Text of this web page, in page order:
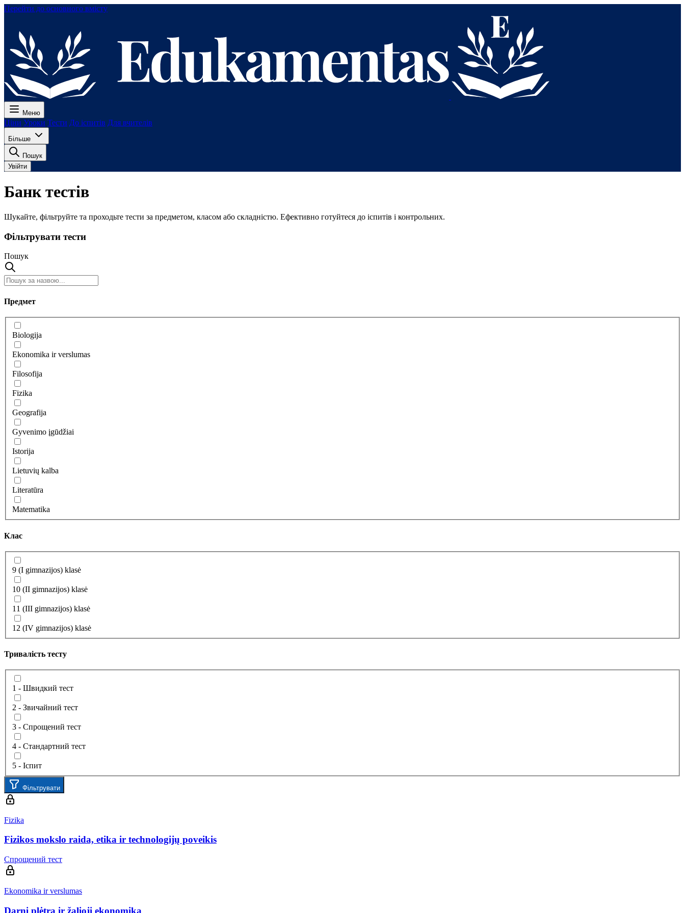
Перейти до основного вмісту
Меню
Ціни Уроки Тести До іспитів Для вчителів
Більше
Пошук
Увійти
Банк тестів
Шукайте, фільтруйте та проходьте тести за предметом, класом або складністю. Ефективно готуйтеся до іспитів і контрольних.
Фільтрувати тести
Пошук
Предмет
Biologija
Ekonomika ir verslumas
Filosofija
Fizika
Geografija
Gyvenimo įgūdžiai
Istorija
Lietuvių kalba
Literatūra
Matematika
Клас
9 (I gimnazijos) klasė
10 (II gimnazijos) klasė
11 (III gimnazijos) klasė
12 (IV gimnazijos) klasė
Тривалість тесту
1 - Швидкий тест
2 - Звичайний тест
3 - Спрощений тест
4 - Стандартний тест
5 - Іспит
Фільтрувати
Fizika
Fizikos mokslo raida, etika ir technologijų poveikis
Спрощений тест
Ekonomika ir verslumas
Darni plėtra ir žalioji ekonomika